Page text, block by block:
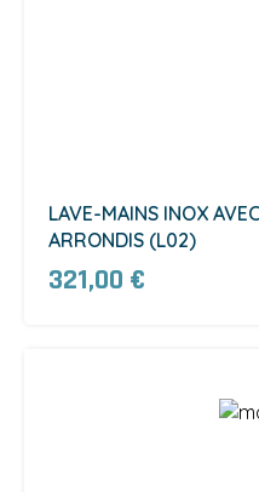
LAVE-MAINS INOX
ARRONDIS (L02)
321,00 €